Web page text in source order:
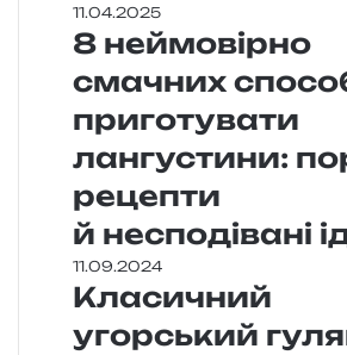
11.04.2025
8 неймовірно
смачних
приготувати
лангустини:
рецепти
й несподівані
11.09.2024
Класичний
угорський